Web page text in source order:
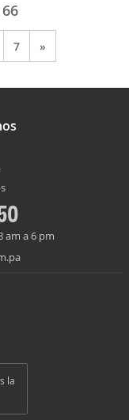
66
7 »
am a 6 pm
la